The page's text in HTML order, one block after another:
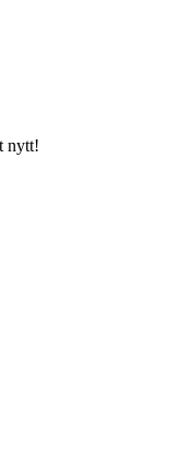
nytt!